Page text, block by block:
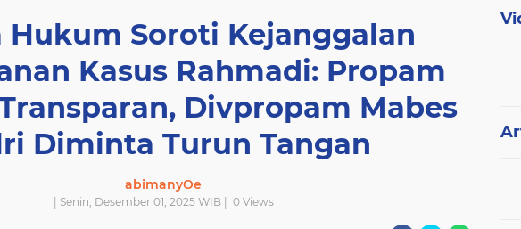
Hukum Soroti Kejanggalan
Kasus Rahmadi: Propam
Divpropam Mabes
Diminta Turun Tangan
abimanyOe
| Senin, Desember 01, 2025 WIB | 0Views